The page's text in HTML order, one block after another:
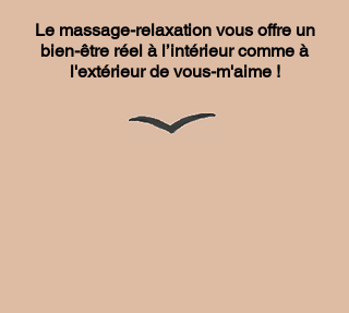
​​Le massage-relaxation vous offre un
bien-être réel à l’intérieur comme à
l'extérieur de vous-m'aime !